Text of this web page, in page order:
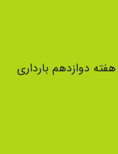
هفته دوازدهم بارداری